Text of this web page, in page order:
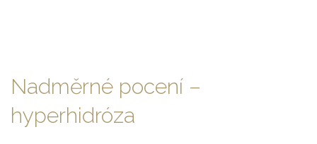
Končetiny
Hruď
Nadměrné pocení –
hyperhidróza